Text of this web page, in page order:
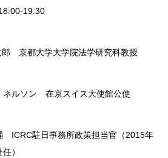
19:30
都大学大学院法学研究科教授
ソン 在京スイス大使館公使
駐日事務所政策担当官（2015年
）